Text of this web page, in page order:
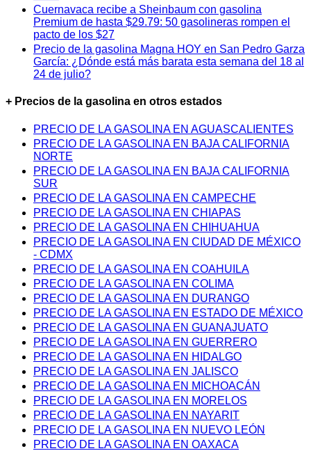
Cuernavaca recibe a Sheinbaum con gasolina
Premium de hasta $29.79: 50 gasolineras rompen el
pacto de los $27
Precio de la gasolina Magna HOY en San Pedro Garza
García: ¿Dónde está más barata esta semana del 18 al
24 de julio?
+ Precios de la gasolina en otros estados
PRECIO DE LA GASOLINA EN AGUASCALIENTES
PRECIO DE LA GASOLINA EN BAJA CALIFORNIA
NORTE
PRECIO DE LA GASOLINA EN BAJA CALIFORNIA
SUR
PRECIO DE LA GASOLINA EN CAMPECHE
PRECIO DE LA GASOLINA EN CHIAPAS
PRECIO DE LA GASOLINA EN CHIHUAHUA
PRECIO DE LA GASOLINA EN CIUDAD DE MÉXICO
- CDMX
PRECIO DE LA GASOLINA EN COAHUILA
PRECIO DE LA GASOLINA EN COLIMA
PRECIO DE LA GASOLINA EN DURANGO
PRECIO DE LA GASOLINA EN ESTADO DE MÉXICO
PRECIO DE LA GASOLINA EN GUANAJUATO
PRECIO DE LA GASOLINA EN GUERRERO
PRECIO DE LA GASOLINA EN HIDALGO
PRECIO DE LA GASOLINA EN JALISCO
PRECIO DE LA GASOLINA EN MICHOACÁN
PRECIO DE LA GASOLINA EN MORELOS
PRECIO DE LA GASOLINA EN NAYARIT
PRECIO DE LA GASOLINA EN NUEVO LEÓN
PRECIO DE LA GASOLINA EN OAXACA